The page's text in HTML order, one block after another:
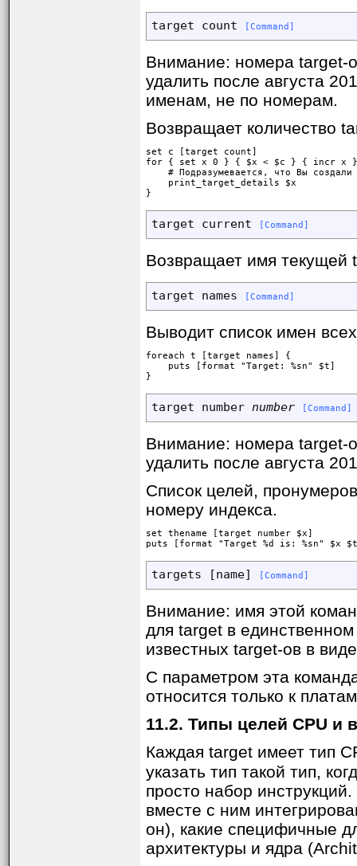
target count [Command]
Внимание: номера target-
удалить после августа
именам, не по номерам.
Возвращает количество
set c [target count]
for { set x 0 } { $x < $c } { incr x
# Подразумевается, что Вы создали
    print_target_details $x
}
target current [Command]
Возвращает имя текущей
target names [Command]
Выводит список имен
foreach t [target names] {
    puts [format "Target: %sn" $t]
}
target number number [Command]
Внимание: номера target-
удалить после августа
Список целей,
номеру индекса.
set thename [target number $x]
puts [format "Target %d is: %sn" $x
targets [name] [Command]
Внимание: имя этой
для target в
известных target-ов в
С параметром эта
относится только к
11.2. Типы целей CPU и
Каждая target имеет тип
указать тип такой тип,
просто набор
вместе с ним
он), какие специфичные
архитектуры и ядра